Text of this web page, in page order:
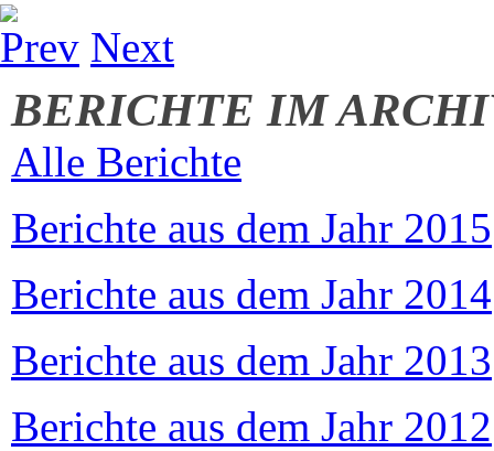
Prev Next
BERICHTE IM
Alle Berichte
Berichte aus dem Jahr 2015
Berichte aus dem Jahr 2014
Berichte aus dem Jahr 2013
Berichte aus dem Jahr 2012